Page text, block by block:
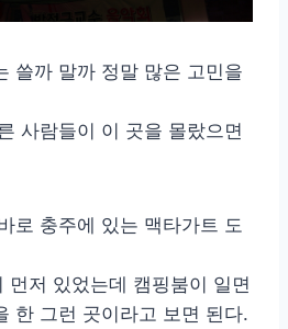
쓸까 말까 정말 많은 고민을
사람들이 이 곳을 몰랐으면
로 충주에 있는 맥타가트 도
먼저 있었는데 캠핑붐이 일면
한 그런 곳이라고 보면 된다.